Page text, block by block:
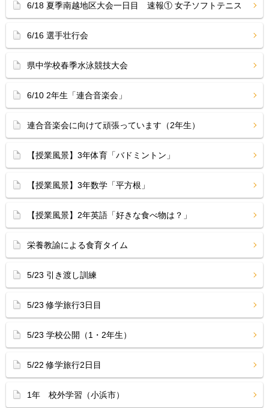
6/18 夏季南越地区大会一日目 速報① 女子ソフトテニス
6/16 選手壮行会
県中学校春季水泳競技大会
6/10 2年生「連合音楽会」
連合音楽会に向けて頑張っています（2年生）
【授業風景】3年体育「バドミントン」
【授業風景】3年数学「平方根」
【授業風景】2年英語「好きな食べ物は？」
栄養教諭による食育タイム
5/23 引き渡し訓練
5/23 修学旅行3日目
5/23 学校公開（1・2年生）
5/22 修学旅行2日目
1年 校外学習（小浜市）